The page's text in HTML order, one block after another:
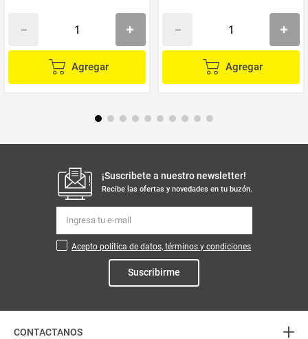
Agregar Agregar
¡Suscribete a nuestro newsletter!
Recibe las ofertas y novedades en tu buzón.
Acepto política de datos, términos y condiciones
Suscribirme
CONTACTANOS +